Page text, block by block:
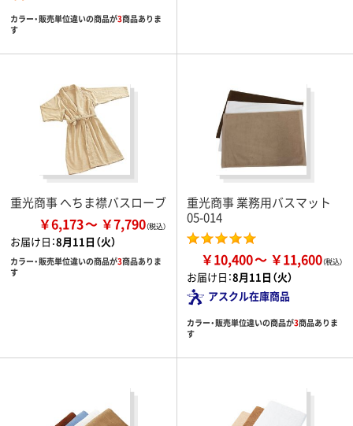
カラー・販売単位違いの商品が3商品ありま
す
重光商事 へちま襟バスローブ
￥6,173 ￥7,790
お届け日：8月11日（火）
カラー・販売単位違いの商品が3商品ありま
す
重光商事 業務用バスマット
05-014
￥10,400 ￥11,600
お届け日：8月11日（火）
アスクル在庫商品
カラー・販売単位違いの商品が3商品ありま
す